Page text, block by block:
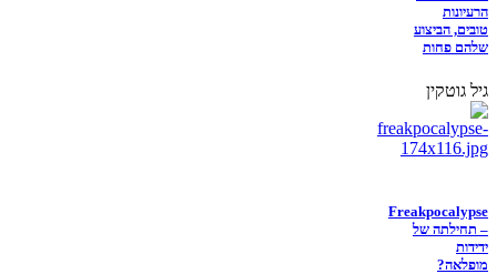
הרעיונות
טובים, הביצוע
שלהם פחות
גיל גוטקין
Freakpocalypse
– תחילתה של
ידידות
מופלאה?